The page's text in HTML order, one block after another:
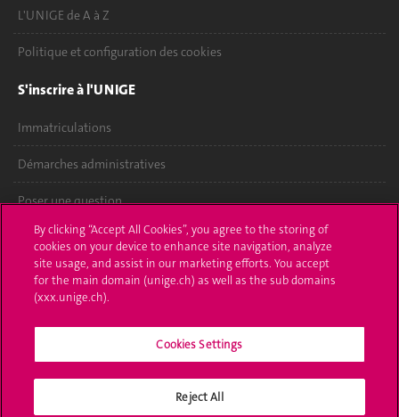
L'UNIGE de A à Z
Politique et configuration des cookies
S'inscrire à l'UNIGE
Immatriculations
Démarches administratives
Poser une question
L'UNIGE vous informe
UNIGE Mobile
Bibliothèque
By clicking “Accept All Cookies”, you agree to the storing of
cookies on your device to enhance site navigation, analyze
site usage, and assist in our marketing efforts. You accept
for the main domain (unige.ch) as well as the sub domains
(xxx.unige.ch).
Cookies Settings
Reject All